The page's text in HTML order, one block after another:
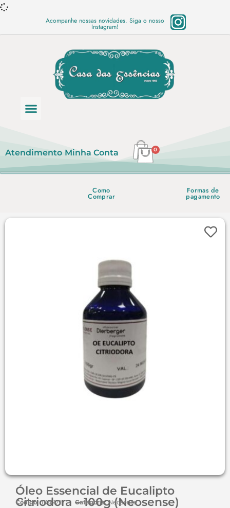
Acompanhe nossas novidades. Siga o nosso
Instagram!
Atendimento Minha Conta 0
Como
Comprar
Formas de
pagamento
Óleo Essencial de Eucalipto
Citriodora – 100g (Neosense)
Código:104775 Categoria: Neosense